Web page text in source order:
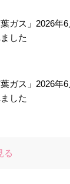
葉ガス」2026年6
した
葉ガス」2026年6
した
る